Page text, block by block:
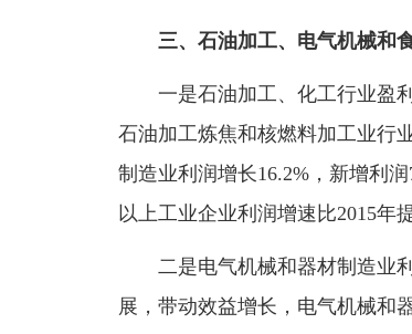
三、石油加工、电气机械和
一是石油加工、化工行业盈利
石油加工炼焦和核燃料加工业行
制造业利润增长16.2%，新增利
以上工业企业利润增速比2015年
二是电气机械和器材制造业利
展，带动效益增长，电气机械和